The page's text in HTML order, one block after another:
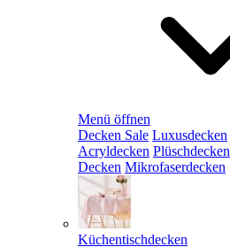
Menü öffnen
Decken Sale Luxusdecken
Acryldecken Plüschdecken
Decken Mikrofaserdecken
Küchentischdecken